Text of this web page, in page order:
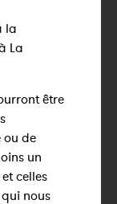
la
La
être
ou de
un
celles
nous